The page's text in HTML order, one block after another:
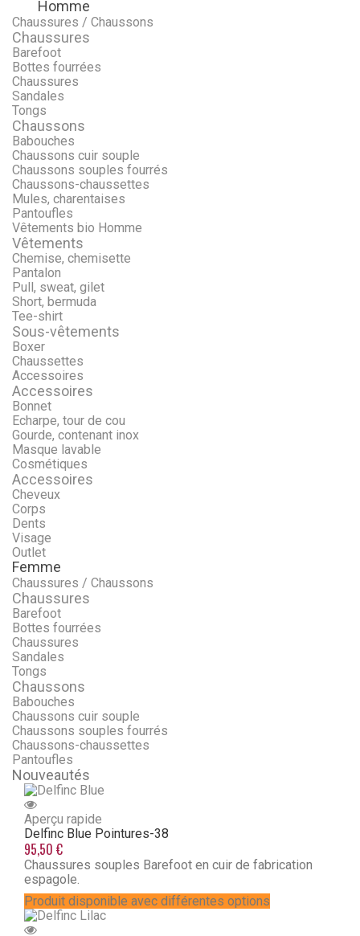
Homme
Chaussures / Chaussons
Chaussures
Barefoot
Bottes fourrées
Chaussures
Sandales
Tongs
Chaussons
Babouches
Chaussons cuir souple
Chaussons souples fourrés
Chaussons-chaussettes
Mules, charentaises
Pantoufles
Vêtements bio Homme
Vêtements
Chemise, chemisette
Pantalon
Pull, sweat, gilet
Short, bermuda
Tee-shirt
Sous-vêtements
Boxer
Chaussettes
Accessoires
Accessoires
Bonnet
Echarpe, tour de cou
Gourde, contenant inox
Masque lavable
Cosmétiques
Accessoires
Cheveux
Corps
Dents
Visage
Outlet
Femme
Chaussures / Chaussons
Chaussures
Barefoot
Bottes fourrées
Chaussures
Sandales
Tongs
Chaussons
Babouches
Chaussons cuir souple
Chaussons souples fourrés
Chaussons-chaussettes
Pantoufles
Nouveautés
Aperçu rapide
Delfinc Blue Pointures-38
95,50 €
Chaussures souples Barefoot en cuir de fabrication
espagole.
Produit disponible avec différentes options